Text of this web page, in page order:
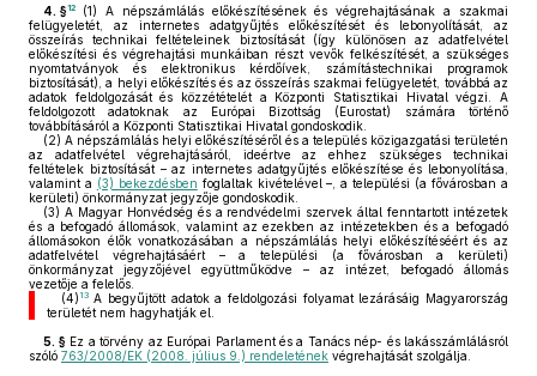
4. §12 (1) A népszámlálás előkészítésének és végrehajtásának a szakmai
felügyeletét, az internetes adatgyűjtés előkészítését és lebonyolítását, az
összeírás technikai feltételeinek biztosítását (így különösen az adatfelvétel
előkészítési és végrehajtási munkáiban részt vevők felkészítését, a szükséges
nyomtatványok és elektronikus kérdőívek, számítástechnikai programok
biztosítását), a helyi előkészítés és az összeírás szakmai felügyeletét, továbbá az
adatok feldolgozását és közzétételét a Központi Statisztikai Hivatal végzi. A
feldolgozott adatoknak az Európai Bizottság (Eurostat) számára történő
továbbításáról a Központi Statisztikai Hivatal gondoskodik.
(2) A népszámlálás helyi előkészítéséről és a település közigazgatási területén
az adatfelvétel végrehajtásáról, ideértve az ehhez szükséges technikai
feltételek biztosítását – az internetes adatgyűjtés előkészítése és lebonyolítása,
valamint a (3) bekezdésben foglaltak kivételével –, a települési (a fővárosban a
kerületi) önkormányzat jegyzője gondoskodik.
(3) A Magyar Honvédség és a rendvédelmi szervek által fenntartott intézetek
és a befogadó állomások, valamint az ezekben az intézetekben és a befogadó
állomásokon élők vonatkozásában a népszámlálás helyi előkészítéséért és az
adatfelvétel végrehajtásáért – a települési (a fővárosban a kerületi)
önkormányzat jegyzőjével együttműködve – az intézet, befogadó állomás
vezetője a felelős.
(4) 13A begyűjtött adatok a feldolgozási folyamat lezárásáig Magyarország
területét nem hagyhatják el.
5. § Ez a törvény az Európai Parlament és a Tanács nép- és lakásszámlálásról
szóló 763/2008/EK (2008. július 9.) rendeletének végrehajtását szolgálja.